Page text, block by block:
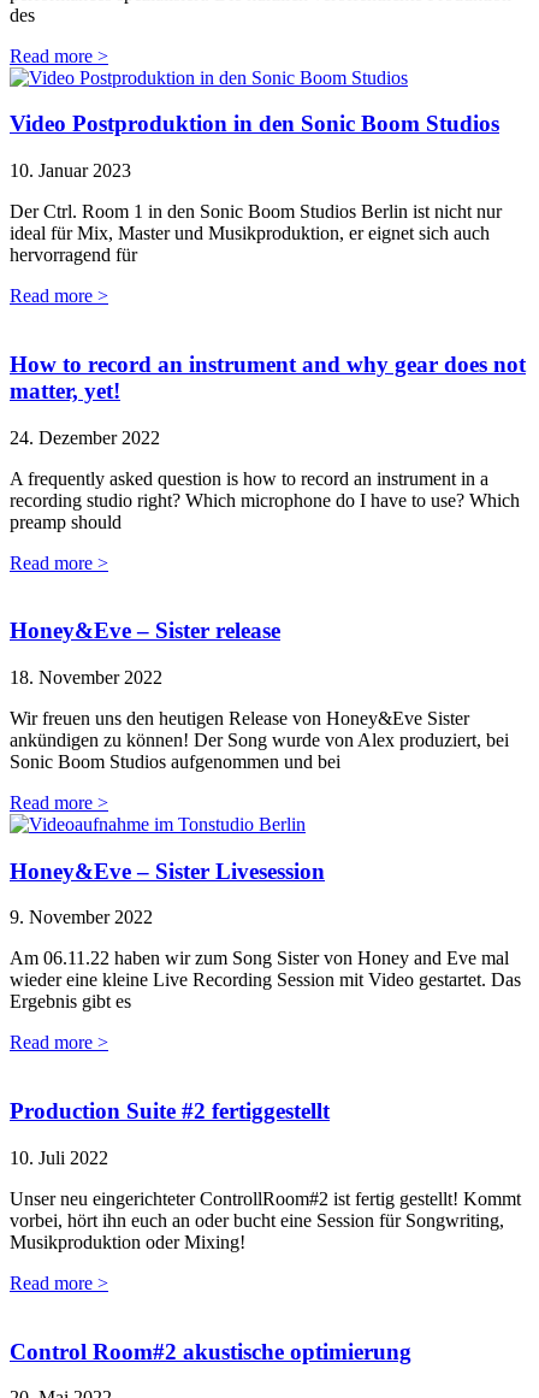
des
Read more >
Video Postproduktion in den Sonic Boom Studios
10. Januar 2023
Der Ctrl. Room 1 in den Sonic Boom Studios Berlin ist nicht nur
ideal für Mix, Master und Musikproduktion, er eignet sich auch
hervorragend für
Read more >
How to record an instrument and why gear does not
matter, yet!
24. Dezember 2022
A frequently asked question is how to record an instrument in a
recording studio right? Which microphone do I have to use? Which
preamp should
Read more >
Honey&Eve – Sister release
18. November 2022
Wir freuen uns den heutigen Release von Honey&Eve Sister
ankündigen zu können! Der Song wurde von Alex produziert, bei
Sonic Boom Studios aufgenommen und bei
Read more >
Honey&Eve – Sister Livesession
9. November 2022
Am 06.11.22 haben wir zum Song Sister von Honey and Eve mal
wieder eine kleine Live Recording Session mit Video gestartet. Das
Ergebnis gibt es
Read more >
Production Suite #2 fertiggestellt
10. Juli 2022
Unser neu eingerichteter ControllRoom#2 ist fertig gestellt! Kommt
vorbei, hört ihn euch an oder bucht eine Session für Songwriting,
Musikproduktion oder Mixing!
Read more >
Control Room#2 akustische optimierung